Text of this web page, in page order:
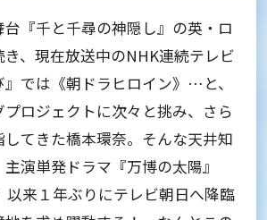
『千と千尋の神隠し』の英・ロ
き、現在放送中のNHK連続テレビ
では《朝ドラヒロイン》…と、
ロジェクトに次々と挑み、さら
してきた橋本環奈。そんな天井知
演単発ドラマ『万博の太陽』
以来１年ぶりにテレビ朝日へ降臨